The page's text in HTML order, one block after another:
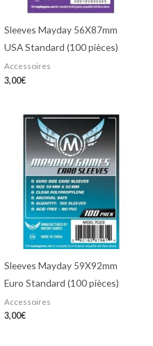
Sleeves Mayday 56X87mm
USA Standard (100 pièces)
Accessoires
3,00€
Sleeves Mayday 59X92mm
Euro Standard (100 pièces)
Accessoires
3,00€